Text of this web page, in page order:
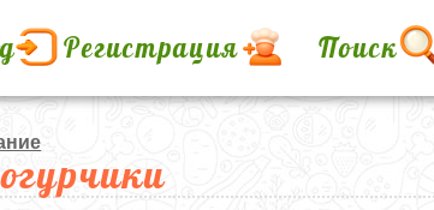
Регистрация Поиск